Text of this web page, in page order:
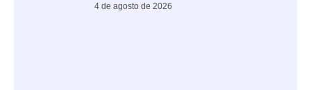
4 de agosto de 2026